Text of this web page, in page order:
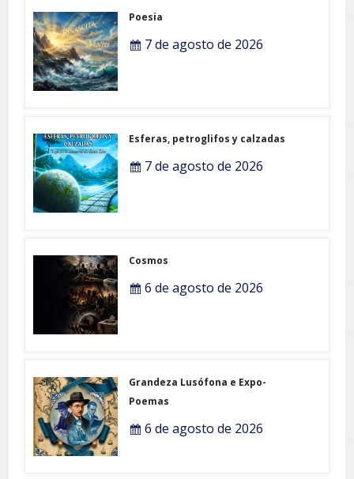
Poesia
7 de agosto de 2026
Esferas, petroglifos y calzadas
7 de agosto de 2026
Cosmos
6 de agosto de 2026
Grandeza Lusófona e Expo-
Poemas
6 de agosto de 2026